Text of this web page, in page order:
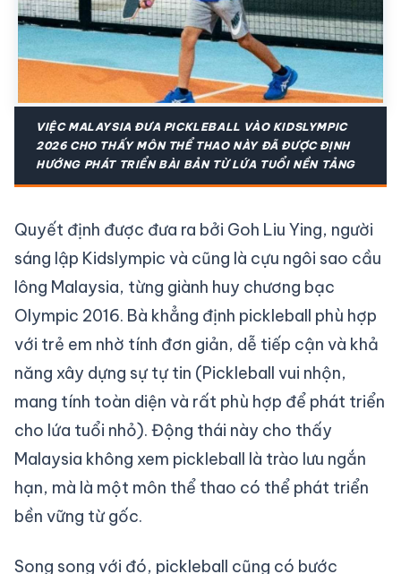
VIỆC MALAYSIA ĐƯA PICKLEBALL VÀO KIDSLYMPIC
2026 CHO THẤY MÔN THỂ THAO NÀY ĐÃ ĐƯỢC ĐỊNH
HƯỚNG PHÁT TRIỂN BÀI BẢN TỪ LỨA TUỔI NỀN TẢNG
Quyết định được đưa ra bởi Goh Liu Ying, người
sáng lập Kidslympic và cũng là cựu ngôi sao cầu
lông Malaysia, từng giành huy chương bạc
Olympic 2016. Bà khẳng định pickleball phù hợp
với trẻ em nhờ tính đơn giản, dễ tiếp cận và khả
năng xây dựng sự tự tin (Pickleball vui nhộn,
mang tính toàn diện và rất phù hợp để phát triển
cho lứa tuổi nhỏ). Động thái này cho thấy
Malaysia không xem pickleball là trào lưu ngắn
hạn, mà là một môn thể thao có thể phát triển
bền vững từ gốc.
Song song với đó, pickleball cũng có bước